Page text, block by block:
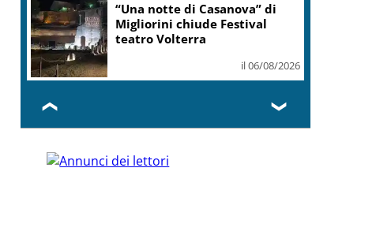
“Una notte di Casanova” di
Migliorini chiude Festival
teatro Volterra
il 06/08/2026
❮ ❯